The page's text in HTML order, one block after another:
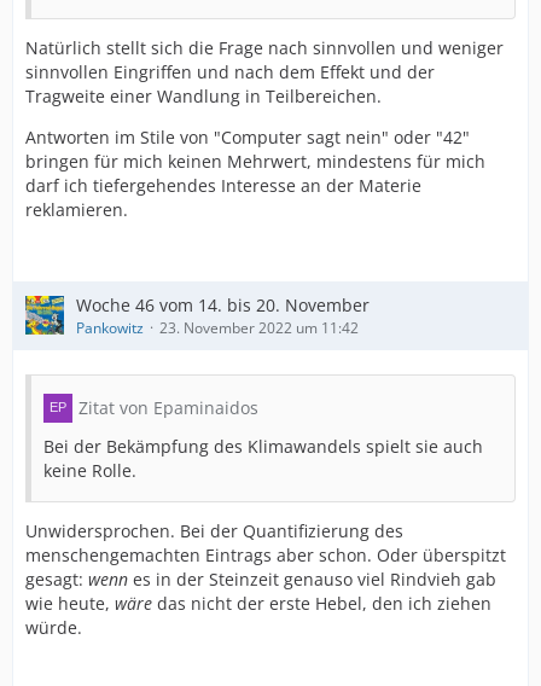
Natürlich stellt sich die Frage nach sinnvollen und weniger
sinnvollen Eingriffen und nach dem Effekt und der
Tragweite einer Wandlung in Teilbereichen.
Antworten im Stile von "Computer sagt nein" oder "42"
bringen für mich keinen Mehrwert, mindestens für mich
darf ich tiefergehendes Interesse an der Materie
reklamieren.
Woche 46 vom 14. bis 20. November
Pankowitz 23. November 2022 um 11:42
Zitat von Epaminaidos
Bei der Bekämpfung des Klimawandels spielt sie auch
keine Rolle.
Unwidersprochen. Bei der Quantifizierung des
menschengemachten Eintrags aber schon. Oder überspitzt
gesagt: wenn es in der Steinzeit genauso viel Rindvieh gab
wie heute, wäre das nicht der erste Hebel, den ich ziehen
würde.